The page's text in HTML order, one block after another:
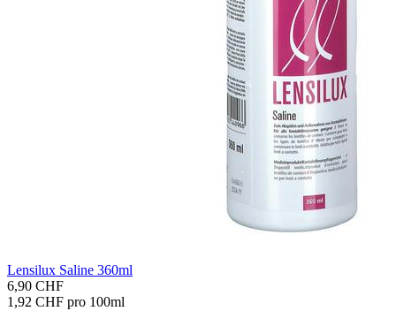
Len­si­lux Sa­li­ne 360ml
6,90 CHF
1,92 CHF pro 100ml